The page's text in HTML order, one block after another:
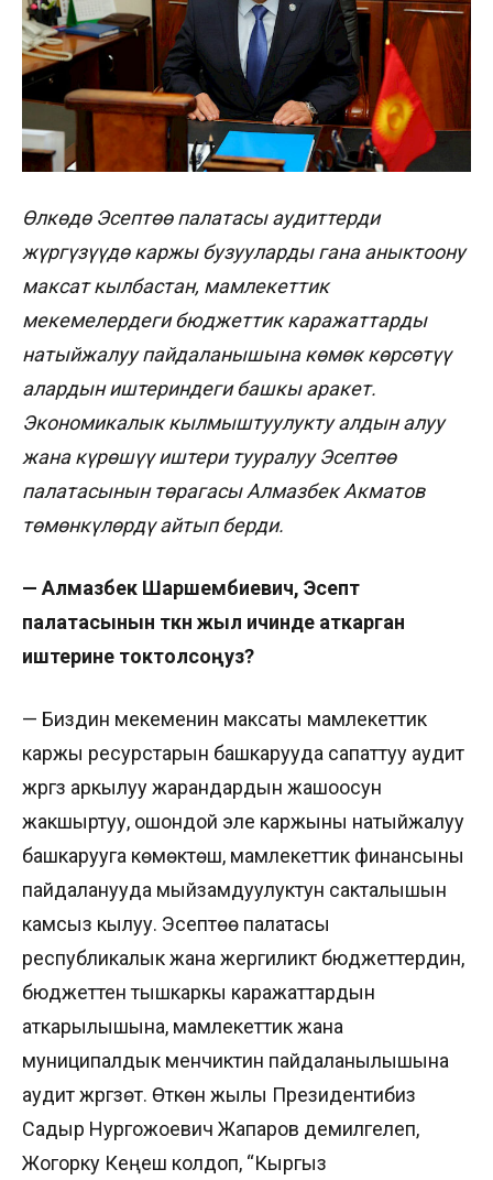
Өлкөдө Эсептөө палатасы аудиттерди
жүргүзүүдө каржы бузууларды гана аныктоону
максат кылбастан, мамлекеттик
мекемелердеги бюджеттик каражаттарды
натыйжалуу пайдаланышына көмөк көрсөтүү
алардын иштериндеги башкы аракет.
Экономикалык кылмыштуулукту алдын алуу
жана күрөшүү иштери тууралуу Эсептөө
палатасынын төрагасы Алмазбек Акматов
төмөнкүлөрдү айтып берди.
— Алмазбек Шаршембиевич, Эсептөө
палатасынын өткөн жыл ичинде аткарган
иштерине токтолсоңуз?
— Биздин мекеменин максаты мамлекеттик
каржы ресурстарын башкарууда сапаттуу аудит
жүргүзүү аркылуу жарандардын жашоосун
жакшыртуу, ошондой эле каржыны натыйжалуу
башкарууга көмөктөшүү, мамлекеттик финансыны
пайдаланууда мыйзамдуулуктун сакталышын
камсыз кылуу. Эсептөө палатасы
республикалык жана жергиликтүү бюджеттердин,
бюджеттен тышкаркы каражаттардын
аткарылышына, мамлекеттик жана
муниципалдык менчиктин пайдаланылышына
аудит жүргүзөт. Өткөн жылы Президентибиз
Садыр Нургожоевич Жапаров демилгелеп,
Жогорку Кеңеш колдоп, “Кыргыз